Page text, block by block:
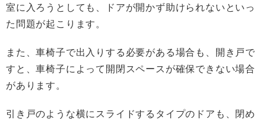
室に入ろうとしても、ドアが開かず助けられないといっ
た問題が起こります。
また、車椅子で出入りする必要がある場合も、開き戸で
すと、車椅子によって開閉スペースが確保できない場合
があります。
引き戸のような横にスライドするタイプのドアも、閉め